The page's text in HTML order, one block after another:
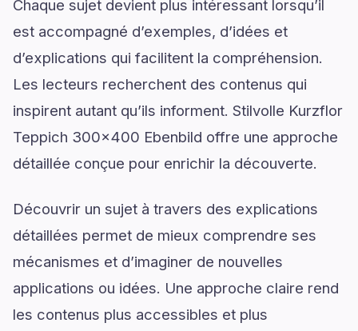
Chaque sujet devient plus intéressant lorsqu’il
est accompagné d’exemples, d’idées et
d’explications qui facilitent la compréhension.
Les lecteurs recherchent des contenus qui
inspirent autant qu’ils informent. Stilvolle Kurzflor
Teppich 300x400 Ebenbild offre une approche
détaillée conçue pour enrichir la découverte.
Découvrir un sujet à travers des explications
détaillées permet de mieux comprendre ses
mécanismes et d’imaginer de nouvelles
applications ou idées. Une approche claire rend
les contenus plus accessibles et plus